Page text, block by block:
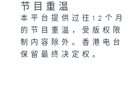
节目重温
本平台提供过往12个月
的节目重温，受版权限
制内容除外。香港电台
保留最终决定权。